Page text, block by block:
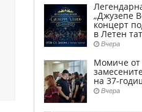
„Джузепе
концерт
в Летен
Вчера
Момиче от
на 37-
Вчера